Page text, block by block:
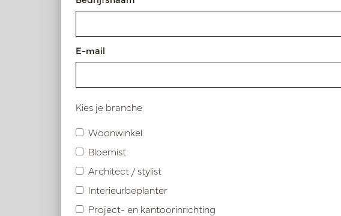
Diameter
75 - 100cm
Gebruik
Indoor
E-mail
Kies je branche
Woonwinkel
Bloemist
Architect / stylist
Interieurbeplanter
Project- en kantoorinrichting